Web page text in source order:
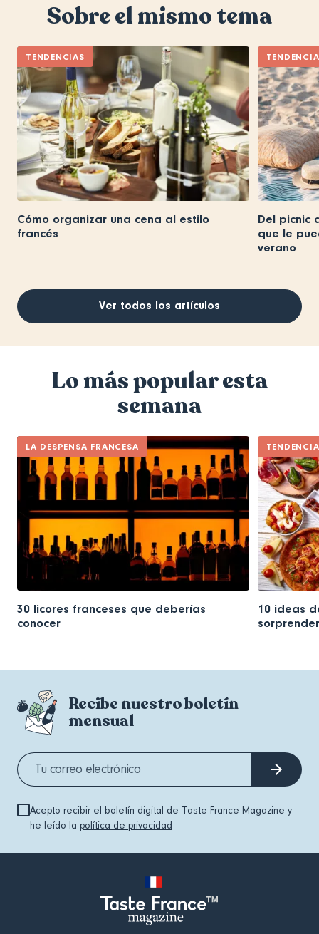
Sobre el mismo tema
TENDENCIAS
Cómo organizar una cena al estilo
francés
Del picnic
que le
verano
Ver todos los artículos
Lo más popular esta
semana
LA DESPENSA FRANCESA
30 licores franceses que deberías
conocer
10 ideas
Recibe nuestro boletín
mensual
Acepto recibir el boletín digital de Taste France Magazine y
he leído la política de privacidad